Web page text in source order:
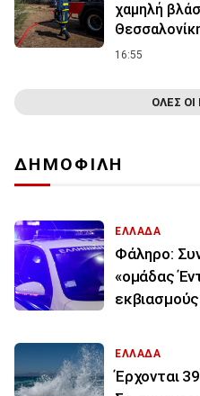
χαμηλή
16:55
ΟΛΕΣ ΟΙ
ΔΗΜΟΦΙΛΗ
ΕΛΛΑΔΑ
Φάληρο:
«ομάδας
ΕΛΛΑΔΑ
Έρχονται